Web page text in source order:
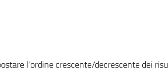
l'ordine crescente/decrescente dei